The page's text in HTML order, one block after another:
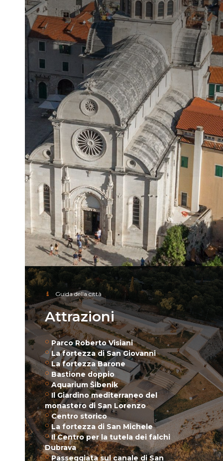
Guida della città
Attrazioni
Parco Roberto Visiani
La fortezza di San Giovanni
La fortezza Barone
Bastione doppio
Aquarium Šibenik
Il Giardino mediterraneo del
monastero di San Lorenzo
Centro storico
La fortezza di San Michele
Il Centro per la tutela dei falchi
Dubrava
Passeggiata sul canale di San